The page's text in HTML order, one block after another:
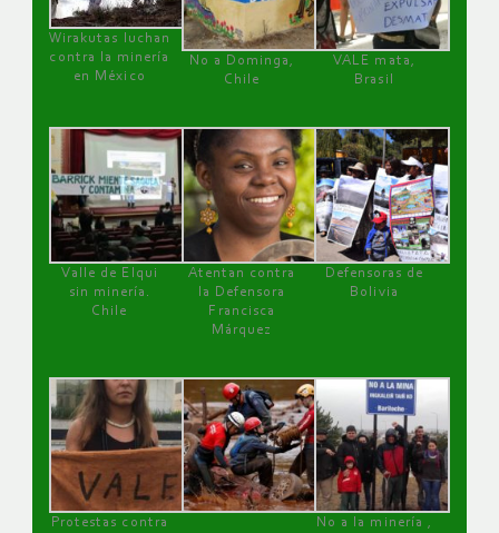
Wirakutas luchan
contra la minería
en México
No a Dominga,
Chile
VALE mata,
Brasil
Valle de Elqui
sin minería.
Chile
Atentan contra
la Defensora
Francisca
Márquez
Defensoras de
Bolivia
Protestas contra
No a la minería ,